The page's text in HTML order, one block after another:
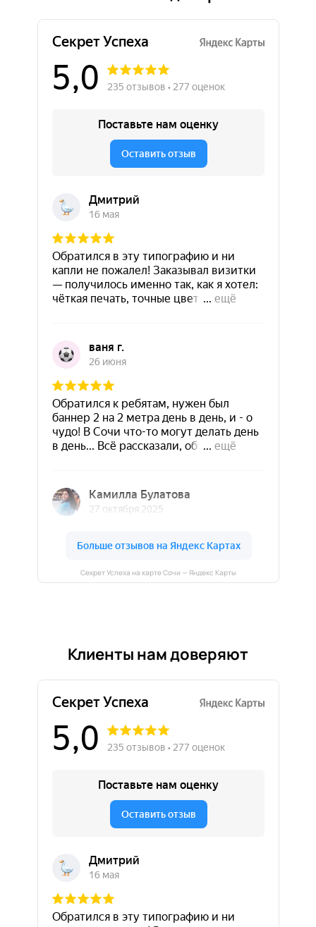
Секрет Успеха на карте Сочи — Яндекс Карты
Клиенты нам доверяют